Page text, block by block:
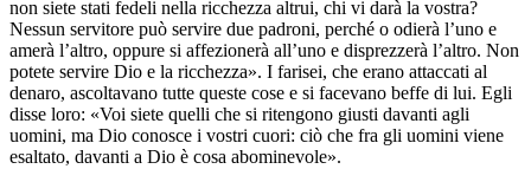
non siete stati fedeli nella ricchezza altrui, chi vi darà la vostra?
Nessun servitore può servire due padroni, perché o odierà l’uno e
amerà l’altro, oppure si affezionerà all’uno e disprezzerà l’altro. Non
potete servire Dio e la ricchezza». I farisei, che erano attaccati al
denaro, ascoltavano tutte queste cose e si facevano beffe di lui. Egli
disse loro: «Voi siete quelli che si ritengono giusti davanti agli
uomini, ma Dio conosce i vostri cuori: ciò che fra gli uomini viene
esaltato, davanti a Dio è cosa abominevole».